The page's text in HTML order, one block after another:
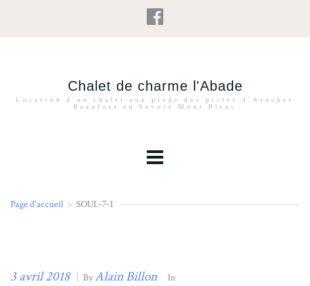
Chalet de charme l'Abade
Location d'un chalet aux pieds des pistes d'Areches
Beaufort en Savoie Mont Blanc
Page d'accueil > SOUL-7-1
3 avril 2018 | ByAlain Billon In